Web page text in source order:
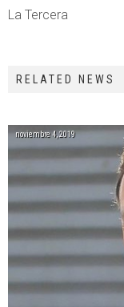
La Tercera
RELATED NEWS
noviembre 4, 2019